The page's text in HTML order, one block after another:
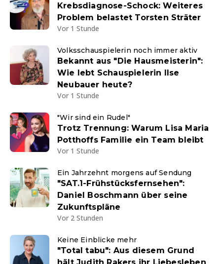
Krebsdiagnose-Schock: Weiteres
Problem belastet Torsten Sträter
Vor 1 Stunde
Volksschauspielerin noch immer aktiv
Bekannt aus "Die Hausmeisterin":
Wie lebt Schauspielerin Ilse
Neubauer heute?
Vor 1 Stunde
"Wir sind ein Rudel"
Trotz Trennung: Warum Lisa Maria
Potthoffs Familie ein Team bleibt
Vor 1 Stunde
Ein Jahrzehnt morgens auf Sendung
"SAT.1-Frühstücksfernsehen":
Daniel Boschmann über seine
Zukunftspläne
Vor 2 Stunden
Keine Einblicke mehr
"Total tabu": Aus diesem Grund